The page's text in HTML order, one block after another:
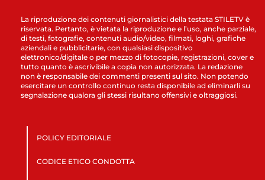
La riproduzione dei contenuti giornalistici della testata STILETV è
riservata. Pertanto, è vietata la riproduzione e l’uso, anche parziale,
di testi, fotografie, contenuti audio/video, filmati, loghi, grafiche
aziendali e pubblicitarie, con qualsiasi dispositivo
elettronico/digitale o per mezzo di fotocopie, registrazioni, cover e
tutto quanto è ascrivibile a copia non autorizzata. La redazione
non è responsabile dei commenti presenti sul sito. Non potendo
esercitare un controllo continuo resta disponibile ad eliminarli su
segnalazione qualora gli stessi risultano offensivi e oltraggiosi.
POLICY EDITORIALE
CODICE ETICO CONDOTTA